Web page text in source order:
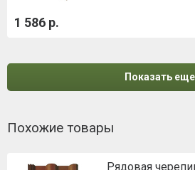
1 586 р.
Показать еще
Похожие товары
Рядовая